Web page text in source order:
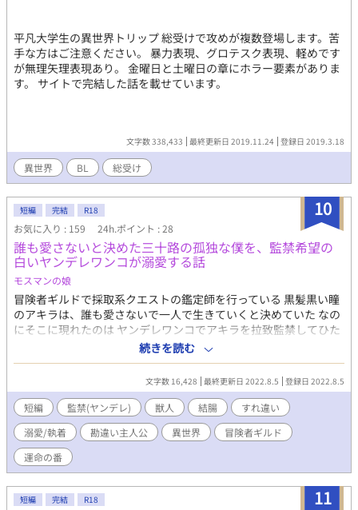
平凡大学生の異世界トリップ 総受けで攻めが複数登場します。苦
手な方はご注意ください。 暴力表現、グロテスク表現、軽めです
が無理矢理表現あり。 金曜日と土曜日の章にホラー要素がありま
す。 サイトで完結した話を載せています。
文字数 338,433 最終更新日 2019.11.24 登録日 2019.3.18
異世界 BL 総受け
10
短編 完結 R18
お気に入り : 159 24h.ポイント : 28
誰も愛さないと決めた三十路の孤独な僕を、監禁希望の
白いヤンデレワンコが溺愛する話
モスマンの娘
冒険者ギルドで採取系クエストの鑑定師を行っている 黒髪黒い瞳
のアキラは、誰も愛さないで一人で生きていくと決めていた なの
にそこに現れたのは ヤンデレワンコでアキラを拉致監禁してひた
すらに求めてくる 軽く無理矢理表現あり 洗浄表現あり 夢から覚
めるなら殺して〜虐待を受けてきた白狼、天才科学者はなんとか
助け出すが、歪んだ性知識と無知な性知識、いつになったら幸せ
になれるの？ の登場人物のパロディです。 あいかわらずの、ジョ
ン✕アキラです。
続きを読む
文字数 16,428 最終更新日 2022.8.5 登録日 2022.8.5
短編 監禁(ヤンデレ) 獣人 結腸
すれ違い
溺愛/執着
勘違い主人公 異世界
冒険者ギルド
運命の番
11
短編 完結 R18